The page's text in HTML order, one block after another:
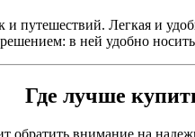
и путешествий. Легкая и
в ней удобно
Где лучше
обратить внимание на